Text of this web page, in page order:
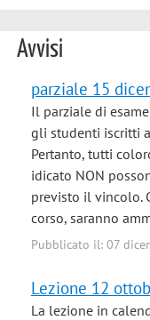
Avvisi
parziale 15
Il parziale di
gli studenti iscritti
Pertanto, tutti
idicato NON
previsto il vincolo.
corso, saranno
Pubblicato il: 07
Lezione 12
La lezione in